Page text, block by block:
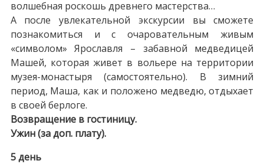
волшебная роскошь древнего мастерства…
А после увлекательной экскурсии вы сможете
познакомиться и с очаровательным живым
«символом» Ярославля – забавной медведицей
Машей, которая живет в вольере на территории
музея-монастыря (самостоятельно). В зимний
период, Маша, как и положено медведю, отдыхает
в своей берлоге.
Возвращение в гостиницу.
Ужин (за доп. плату).
5 день